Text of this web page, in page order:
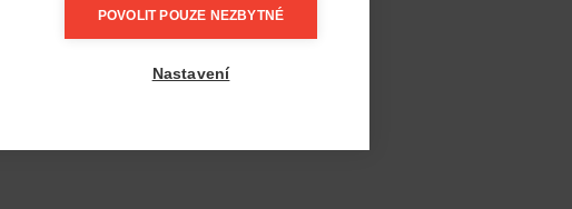
info@postel.cz
POVOLIT POUZE NEZBYTNÉ
Nastavení